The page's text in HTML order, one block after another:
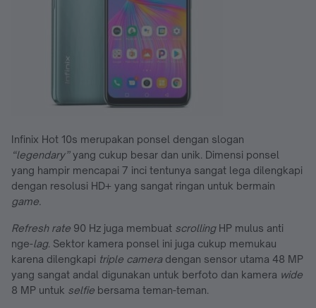
Infinix Hot 10s merupakan ponsel dengan slogan
“legendary”yang cukup besar dan unik. Dimensi ponsel
yang hampir mencapai 7 inci tentunya sangat lega dilengkapi
dengan resolusi HD+ yang sangat ringan untuk bermain
game.
Refresh rate 90 Hz juga membuat scrolling HP mulus anti
nge-lag. Sektor kamera ponsel ini juga cukup memukau
karena dilengkapi triple camera dengan sensor utama 48 MP
yang sangat andal digunakan untuk berfoto dan kamera wide
8 MP untuk selfie bersama teman-teman.